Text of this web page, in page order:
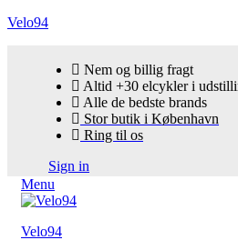
Velo94
Nem og billig fragt
Altid +30 elcykler i
Alle de bedste brands
Stor butik i København
Ring til os
Sign in
Menu
Velo94